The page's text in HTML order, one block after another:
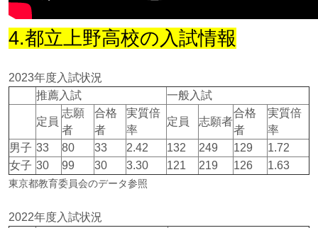
4.都立上野高校の入試情報
2023年度入試状況
推薦入試
一般入試
定員
志願
者
合格
者
実質倍
率
定員 志願者
合格
者
実質倍
率
男子 33 80 33 2.42 132 249 129
1.72
女子 30 99 30 3.30 121 219 126 1.63
東京都教育委員会のデータ参照
2022年度入試状況